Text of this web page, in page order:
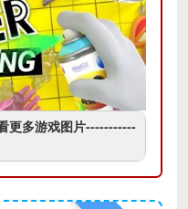
更多游戏图片-----------